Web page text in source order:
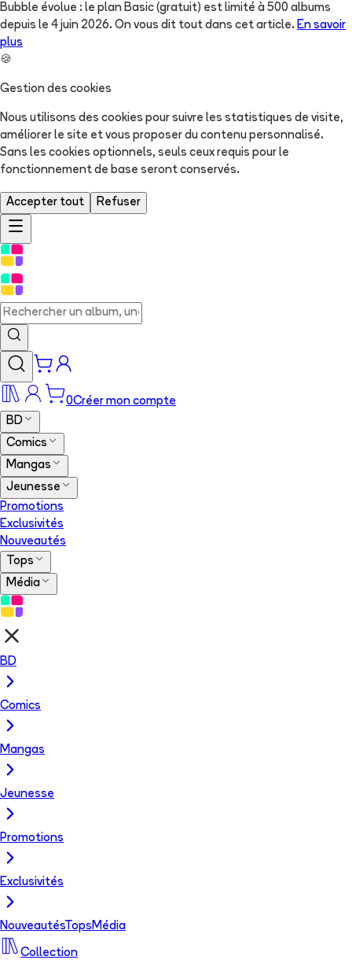
Bubble évolue : le plan Basic (gratuit) est limité à 500 albums
depuis le 4 juin 2026. On vous dit tout dans cet article. En savoir
plus
🍪
Gestion des cookies
Nous utilisons des cookies pour suivre les statistiques de visite,
améliorer le site et vous proposer du contenu personnalisé.
Sans les cookies optionnels, seuls ceux requis pour le
fonctionnement de base seront conservés.
Accepter tout Refuser
0Créer mon compte
BD
Comics
Mangas
Jeunesse
Promotions
Exclusivités
Nouveautés
Tops
Média
BD
Comics
Mangas
Jeunesse
Promotions
Exclusivités
NouveautésTops Média
Collection